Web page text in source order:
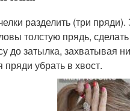
разделить (три
толстую прядь,
до затылка, захватывая
убрать в хвост.